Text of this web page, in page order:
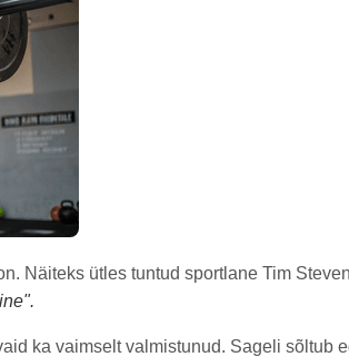
Näiteks ütles tuntud sportlane Tim
ka vaimselt valmistunud. Sageli sõltub